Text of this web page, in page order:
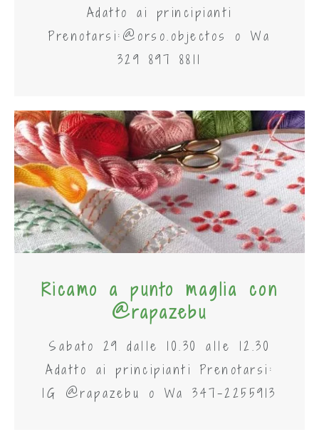
Adatto ai principianti
Prenotarsi:@orso.objectos o Wa
329 897 8811
Ricamo a punto maglia con
@rapazebu
Sabato 29 dalle 10.30 alle 12.30
Adatto ai principianti Prenotarsi:
IG @rapazebu o Wa 347-2255913